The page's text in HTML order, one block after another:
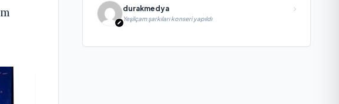
durakmedya
Yeşilçam şarkıları konseri yapıldı